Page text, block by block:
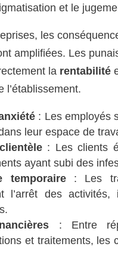
et le
les
amplifiées. Les
la rentabilité
l’établissement.
: Les employés
leur espace de
: Les clients
ayant subi des
temporaire: Les
l’arrêt des activités,
: Entre
et traitements, les